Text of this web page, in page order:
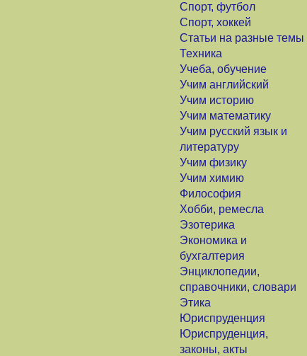
Спорт, футбол
Спорт, хоккей
Статьи на разные темы
Техника
Учеба, обучение
Учим английский
Учим историю
Учим математику
Учим русский язык и
литературу
Учим физику
Учим химию
Философия
Хобби, ремесла
Эзотерика
Экономика и
бухгалтерия
Энциклопедии,
справочники, словари
Этика
Юриспруденция
Юриспруденция,
законы, акты